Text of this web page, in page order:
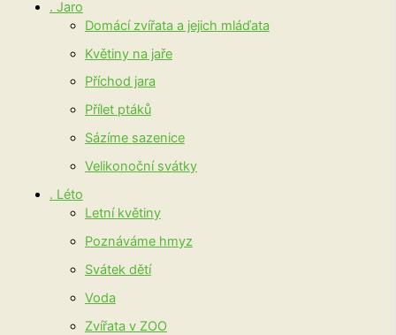
. Jaro
Domácí zvířata a jejich mláďata
Květiny na jaře
Příchod jara
Přílet ptáků
Sázíme sazenice
Velikonoční svátky
. Léto
Letní květiny
Poznáváme hmyz
Svátek dětí
Voda
Zvířata v ZOO